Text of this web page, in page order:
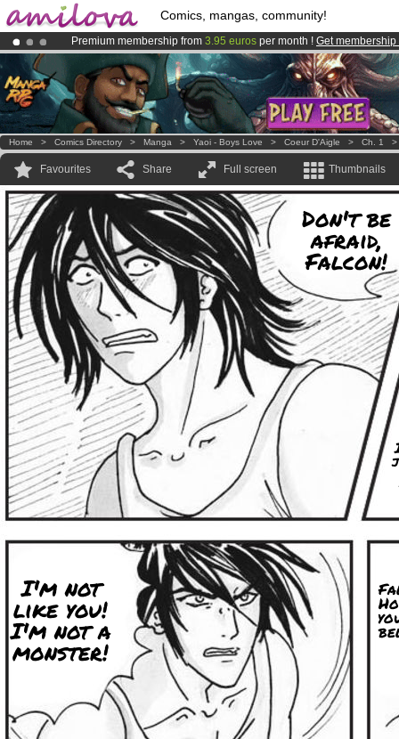
Comics, mangas, community!
Premium membership from 3.95 euros per month ! Get membership
AmilovaKickstarter is now LIVE!.
Already 100000membersand 1000 comics & mangas!.
Home > Comics Directory > Manga > Yaoi - Boys Love > Coeur D'Aigle > Ch. 1
Favourites Share Full screen Thumbnails
I'm not
like you!
I'm not a
monster!
Don't be
afraid,
Falcon!